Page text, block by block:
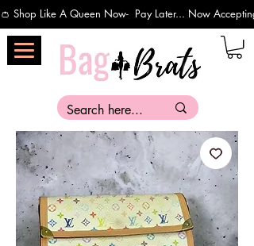
👛 Shop Like A Queen Now-  Pay Later... Now